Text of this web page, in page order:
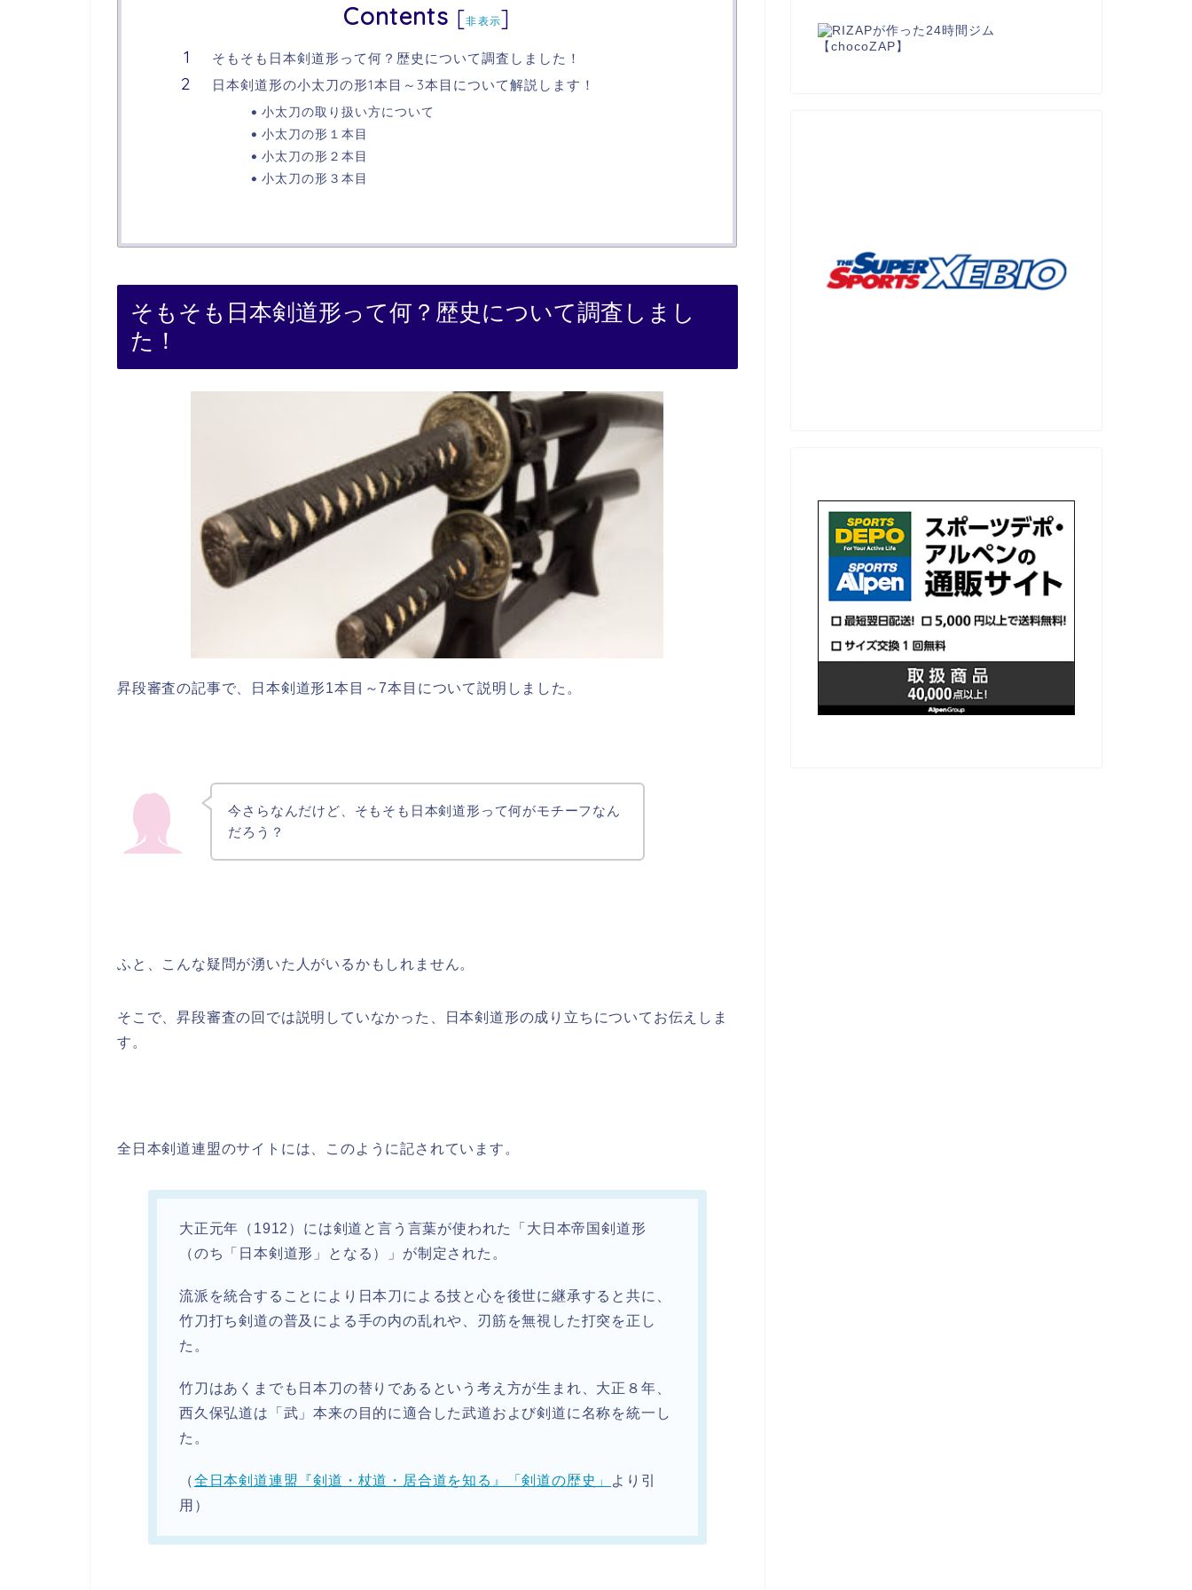
Contents [非表示]
そもそも日本剣道形って何？歴史について調査しました！
日本剣道形の小太刀の形1本目～3本目について解説します！
小太刀の取り扱い方について
小太刀の形１本目
小太刀の形２本目
小太刀の形３本目
そもそも日本剣道形って何？歴史について調査しまし
た！
昇段審査の記事で、日本剣道形1本目～7本目について説明しました。
今さらなんだけど、そもそも日本剣道形って何がモチーフなん
だろう？
ふと、こんな疑問が湧いた人がいるかもしれません。
そこで、昇段審査の回では説明していなかった、日本剣道形の成り立ちについてお伝えしま
す。
全日本剣道連盟のサイトには、このように記されています。
大正元年（1912）には剣道と言う言葉が使われた「大日本帝国剣道形
（のち「日本剣道形」となる）」が制定された。
流派を統合することにより日本刀による技と心を後世に継承すると共に、
竹刀打ち剣道の普及による手の内の乱れや、刃筋を無視した打突を正し
た。
竹刀はあくまでも日本刀の替りであるという考え方が生まれ、大正８年、
西久保弘道は「武」本来の目的に適合した武道および剣道に名称を統一し
た。
（全日本剣道連盟『剣道・杖道・居合道を知る』「剣道の歴史」
より引
用）